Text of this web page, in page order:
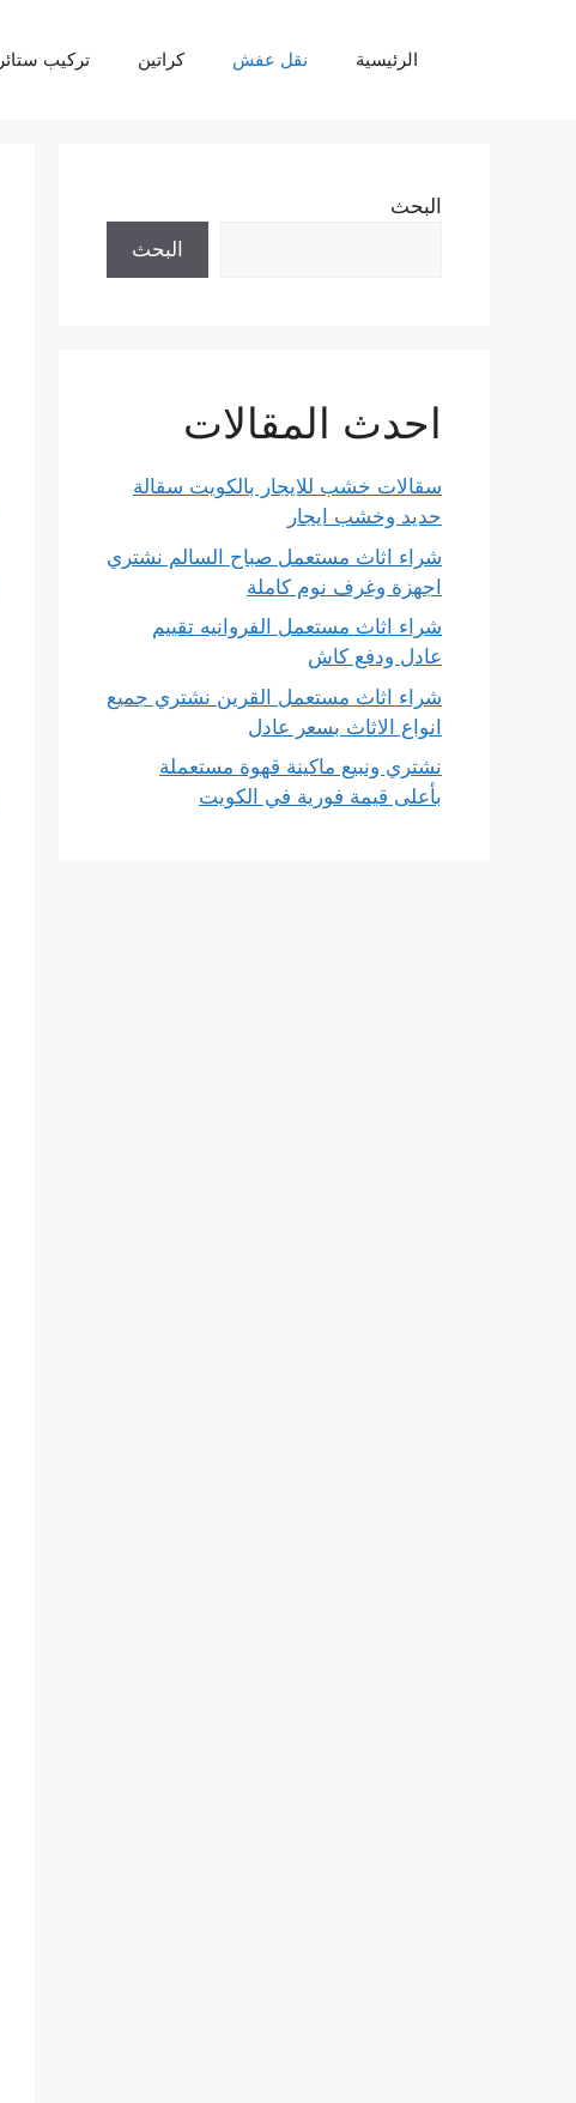
الرئيسية نقل عفش كراتين تركيب ستائر
البحث
البحث
احدث المقالات
سقالات خشب للايجار بالكويت سقالة
حديد وخشب ايجار
شراء اثاث مستعمل صباح السالم نشتري
اجهزة وغرف نوم كاملة
شراء اثاث مستعمل الفروانيه تقييم
عادل ودفع كاش
شراء اثاث مستعمل القرين نشتري جميع
انواع الاثاث بسعر عادل
نشتري ونبيع ماكينة قهوة مستعملة
بأعلى قيمة فورية في الكويت